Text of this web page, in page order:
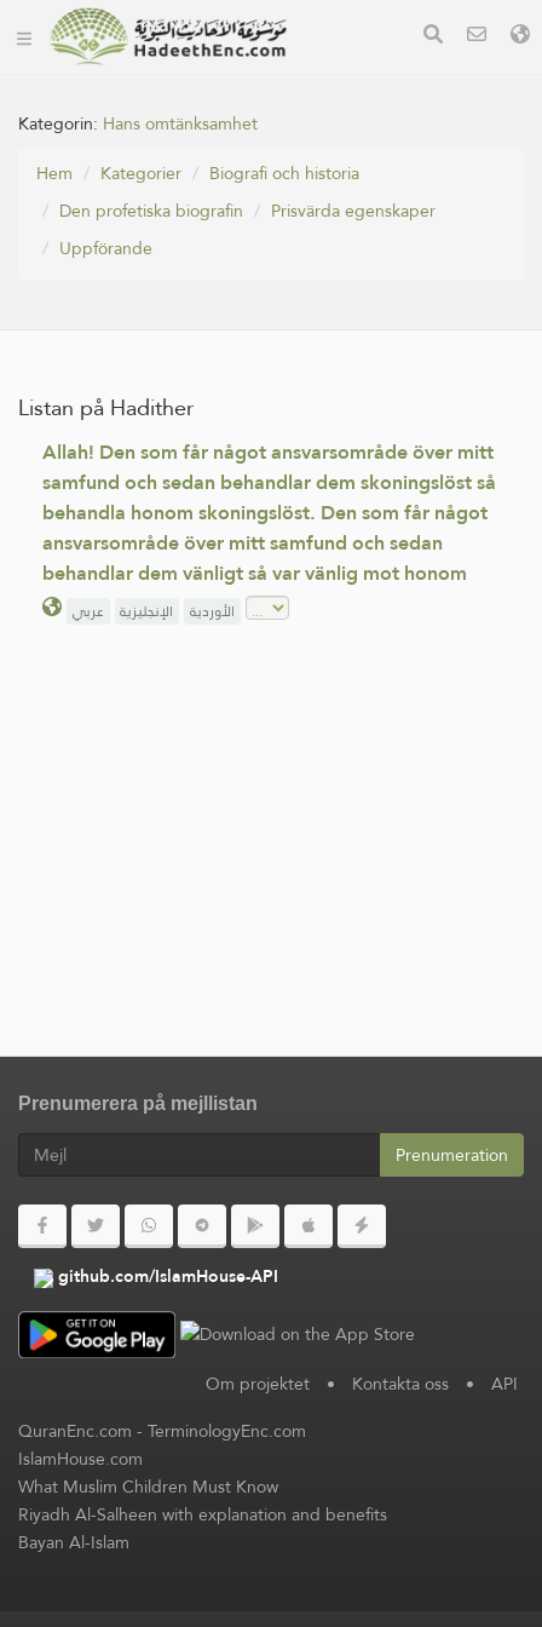
Kategorin: Hans omtänksamhet
Hem
Kategorier
Biografi och historia
Den profetiska biografin
Prisvärda egenskaper
Uppförande
Listan på Hadither
Allah! Den som får något ansvarsområde över mitt
samfund och sedan behandlar dem skoningslöst så
behandla honom skoningslöst. Den som får något
ansvarsområde över mitt samfund och sedan
behandlar dem vänligt så var vänlig mot honom
عربي الإنجليزية الأوردية
Prenumerera på mejllistan
Prenumeration
github.com/IslamHouse-API
Om projektet • Kontakta oss • API
QuranEnc.com-TerminologyEnc.com
IslamHouse.com
What Muslim Children Must Know
Riyadh Al-Salheen with explanation and benefits
Bayan Al-Islam